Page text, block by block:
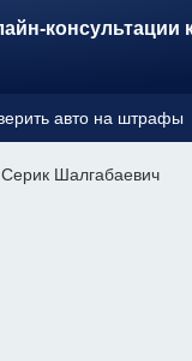
консультации
авто на штрафы
Шалгабаевич